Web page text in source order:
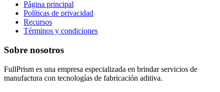
Página principal
Políticas de privacidad
Recursos
Términos y condiciones
Sobre nosotros
FullPrism es una empresa especializada en brindar servicios de
manufactura con tecnologías de fabricación aditiva.